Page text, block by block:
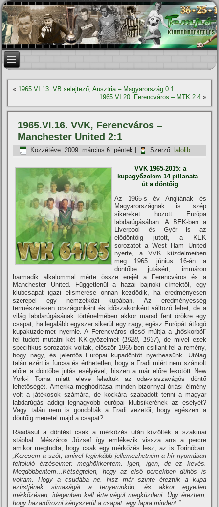
« 1965.VI.13. VB selejtező, Ausztria – Magyarország 0:1
1965.VI.20. Ferencváros – MTK 2:4»
1965.VI.16. VVK, Ferencváros –
Manchester United 2:1
Közzétéve: 2009. március 6. péntek Szerző: lalolib
VVK 1965-2015: a
kupagyőzelem 14 pillanata –
út a döntőig
Az 1965-s év Angliának és
Magyarországnak is szép
sikereket hozott Európa
labdarúgásában. A BEK-ben a
Liverpool és Győr is az
elődöntőig jutott, a KEK
sorozatot a West Ham United
nyerte, a VVK küzdelmeiben
meg 1965. június 16-án a
döntőbe jutásért, immáron
harmadik alkalommal mérte össze erejét a Ferencváros és a
Manchester United. Függetlenül a hazai bajnoki cí­mektől, egy
klubcsapat igazi elismerése onnan kezdődik, ha eredményesen
szerepel egy nemzetközi kupában. Az eredményesség
természetesen országonként és időszakonként változó lehet, de a
világ labdarúgásának történelmében akkor marad fent örökre egy
csapat, ha legalább egyszer sikerül egy nagy, egész Európát átfogó
kupaküzdelmet nyernie. A Ferencváros dicső múltja a „hőskorból”
fel tudott mutatni két KK-győzelmet (1928, 1937), de mivel ezek
specifikus sorozatok voltak, először 1965-ben csillant fel a remény,
hogy nagy, és jelentős Európai kupadöntőt nyerhessünk. Utólag
talán ezért is furcsa és érthetetlen, hogy a Fradi miért nem számolt
előre a döntőbe jutás esélyével, hiszen a már előre lekötött New
York-i Torna miatt eleve feladtuk az oda-visszavágós döntő
lehetőségét. Amerika meghódí­tása minden bizonnyal óriási élmény
volt a játékosok számára, de kockára szabadott tenni a magyar
labdarúgás addigi legnagyobb európai klubsikerének az esélyét?
Vagy talán nem is gondolták a Fradi vezetői, hogy egészen a
döntőig menetel majd a csapat?
Ráadásul a döntést csak a mérkőzés után közölték a szakmai
stábbal. Mészáros József í­gy emlékezik vissza arra a percre
amikor megtudta, hogy csak egy mérkőzés lesz, az is Torinóban:
„Keresem a szót, amivel leginkább jellemezhetném a hí­r nyomában
feltoluló érzéseimet: meghökkentem. Igen, igen, de ez kevés.
Megdöbbentem…Kétségtelen, hogy az első percekben dühös is
voltam. Hogy a csudába ne, hisz már szinte éreztük a kupa
ezüstjének simaságát a tenyerünkön, és akkor egyetlen
mérkőzésen, idegenben kell érte végül megküzdeni. Úgy éreztem,
hogy hazardí­rozni kényszerül a csapat: egy lapra mindent.”